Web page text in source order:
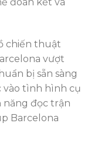
chiến thuật
vượt
bị sẵn sàng
vào tình hình cụ
năng đọc trận
Barcelona